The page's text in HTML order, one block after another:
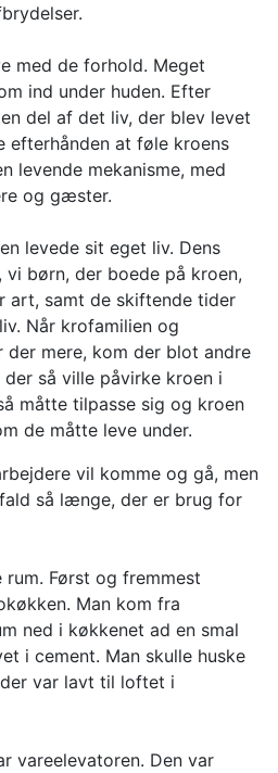
med de forhold. Meget
ind under huden. Efter
del af det liv, der blev levet
efterhånden at føle kroens
levende mekanisme, med
og gæster.
levede sit eget liv. Dens
børn, der boede på kroen,
art, samt de skiftende tider
Når krofamilien og
der mere, kom der blot andre
så ville påvirke kroen i
måtte tilpasse sig og kroen
de måtte leve under.
vil komme og gå, men
så længe, der er brug for
Først og fremmest
Man kom fra
ned i køkkenet ad en smal
i cement. Man skulle huske
var lavt til loftet i
vareelevatoren. Den var